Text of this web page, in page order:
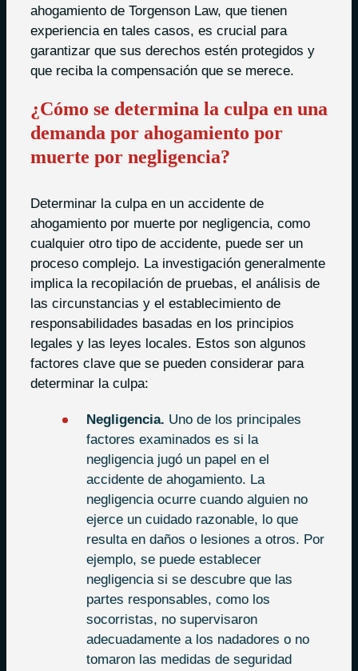
ahogamiento de Torgenson Law, que tienen
experiencia en tales casos, es crucial para
garantizar que sus derechos estén protegidos y
que reciba la compensación que se merece.
¿Cómo se determina la culpa en una
demanda por ahogamiento por
muerte por negligencia?
Determinar la culpa en un accidente de
ahogamiento por muerte por negligencia, como
cualquier otro tipo de accidente, puede ser un
proceso complejo. La investigación generalmente
implica la recopilación de pruebas, el análisis de
las circunstancias y el establecimiento de
responsabilidades basadas en los principios
legales y las leyes locales. Estos son algunos
factores clave que se pueden considerar para
determinar la culpa:
Negligencia. Uno de los principales
factores examinados es si la
negligencia jugó un papel en el
accidente de ahogamiento. La
negligencia ocurre cuando alguien no
ejerce un cuidado razonable, lo que
resulta en daños o lesiones a otros. Por
ejemplo, se puede establecer
negligencia si se descubre que las
partes responsables, como los
socorristas, no supervisaron
adecuadamente a los nadadores o no
tomaron las medidas de seguridad